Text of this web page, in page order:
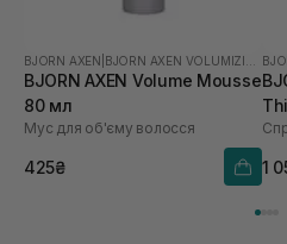
BJORN AXEN BJORN AXEN VOLUMIZING
BJORN AXEN Volume Mousse
80 мл
Мус для об'єму волосся
425₴ 1